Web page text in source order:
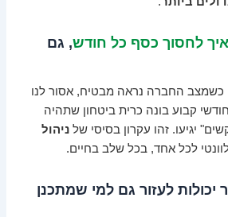
איך לחסוך כסף כל חודש, גם
כשמצב החברה נראה מבטיח, אסור לנו
קבוע בונה כרית ביטחון שתהיה
יגיעו. זהו עקרון בסיסי שלניהול
לכל אחד, בכל שלב בחיים.
לעזור גם למי שמתכנן